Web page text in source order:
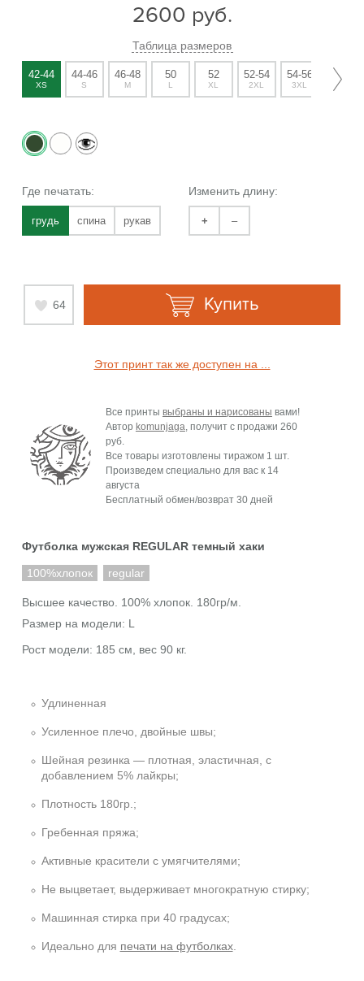
2600 руб.
Таблица размеров
42-44
XS
44-46
S
46-48
M
50
L
52
XL
52-54
2XL
54-56
3XL
56-58
4XL
Где печатать:
грудь спина рукав
Изменить длину:
+ –
64 Купить
Этот принт так же доступен на ...
Все принты выбраны и нарисованы вами!
Автор komunjaga, получит с продажи 260
руб.
Все товары изготовлены тиражом 1 шт.
Произведем специально для вас к 14
августа
Бесплатный обмен/возврат 30 дней
Футболка мужская REGULAR темный хаки
100%хлопок regular
Высшее качество. 100% хлопок. 180гр/м.
Размер на модели: L
Рост модели: 185 см, вес 90 кг.
Удлиненная
Усиленное плечо, двойные швы;
Шейная резинка — плотная, эластичная, с
добавлением 5% лайкры;
Плотность 180гр.;
Гребенная пряжа;
Активные красители с умягчителями;
Не выцветает, выдерживает многократную стирку;
Машинная стирка при 40 градусах;
Идеально для печати на футболках.